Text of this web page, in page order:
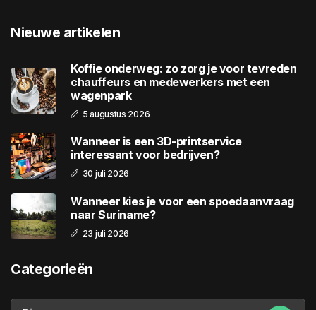
Nieuwe artikelen
Koffie onderweg: zo zorg je voor tevreden
chauffeurs en medewerkers met een
wagenpark
5 augustus 2026
Wanneer is een 3D-printservice
interessant voor bedrijven?
30 juli 2026
Wanneer kies je voor een spoedaanvraag
naar Suriname?
23 juli 2026
Categorieën